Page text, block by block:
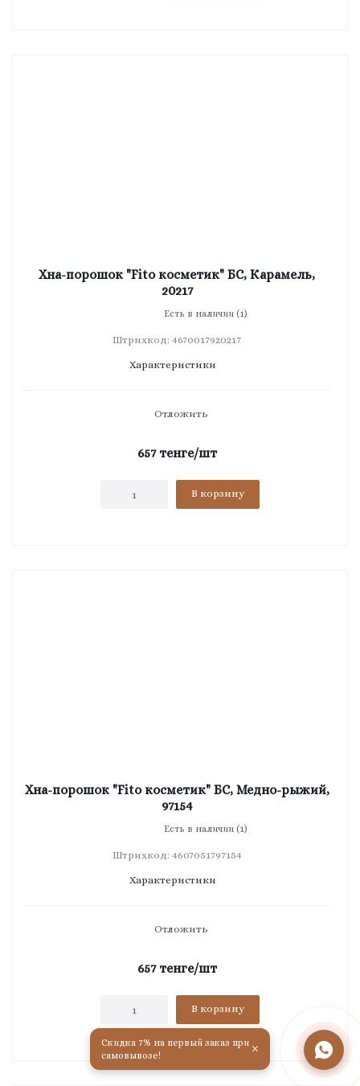
Скидка 7% на первый заказ при
самовывозе!
×
Хна-порошок "Fito косметик" БС, Карамель,
20217
Есть в наличии (1)
Штрихкод: 4670017920217
Характеристики
Отложить
657тенге/шт
В корзину
Хна-порошок "Fito косметик" БС, Медно-рыжий,
97154
Есть в наличии (1)
Штрихкод: 4607051797154
Характеристики
Отложить
657тенге/шт
В корзину